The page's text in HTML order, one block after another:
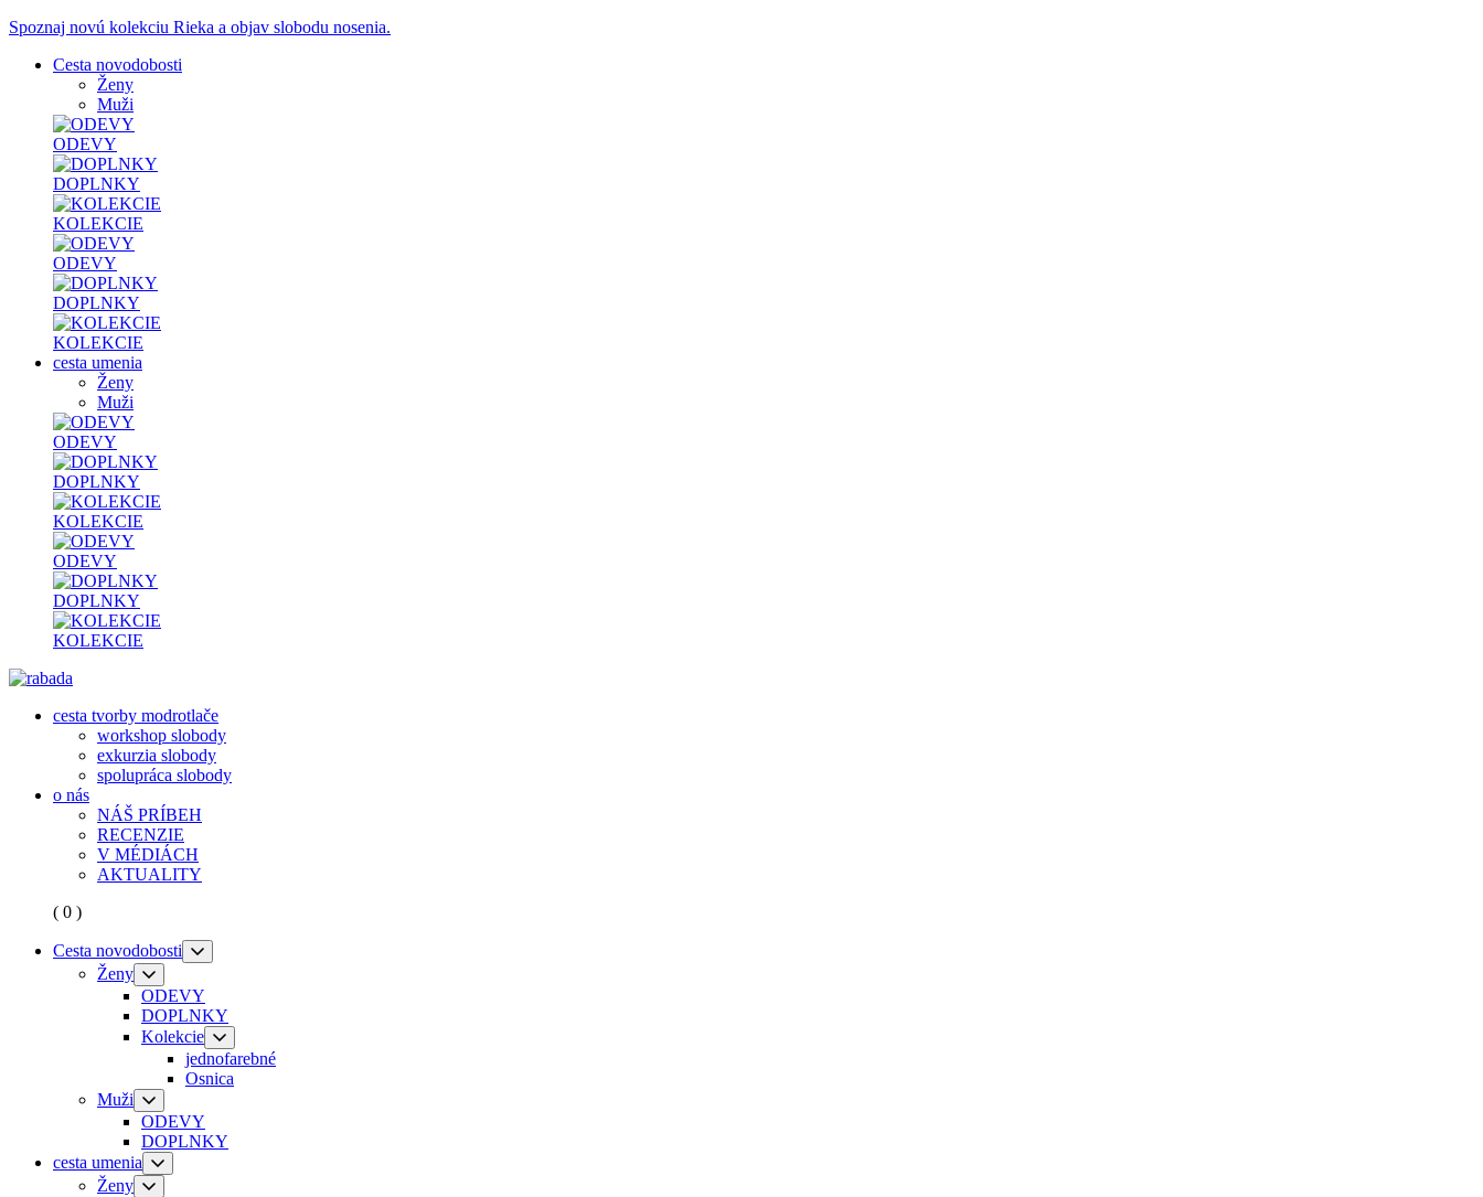
Spoznaj novú kolekciu Rieka a objav slobodu nosenia.
Cesta novodobosti
Ženy
Muži
ODEVY
DOPLNKY
KOLEKCIE
ODEVY
DOPLNKY
KOLEKCIE
cesta umenia
Ženy
Muži
ODEVY
DOPLNKY
KOLEKCIE
ODEVY
DOPLNKY
KOLEKCIE
cesta tvorby modrotlače
workshop slobody
exkurzia slobody
spolupráca slobody
o nás
NÁŠ PRÍBEH
RECENZIE
V MÉDIÁCH
AKTUALITY
( 0 )
Cesta novodobosti
Ženy
ODEVY
DOPLNKY
Kolekcie
jednofarebné
Osnica
Muži
ODEVY
DOPLNKY
cesta umenia
Ženy